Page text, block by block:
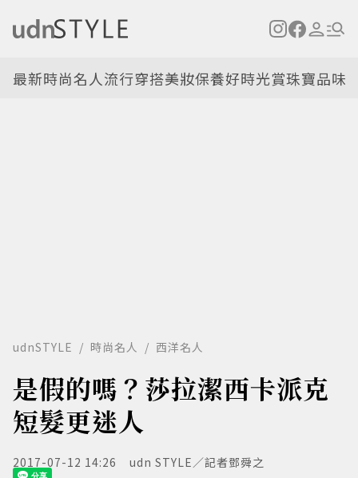
最新時尚名人流行穿搭美妝保養好時光賞珠寶品味
udnSTYLE 時尚名人 西洋名人
是假的嗎？莎拉潔西卡派克
短髮更迷人
2017-07-12 14:26 udn STYLE／記者鄧舜之